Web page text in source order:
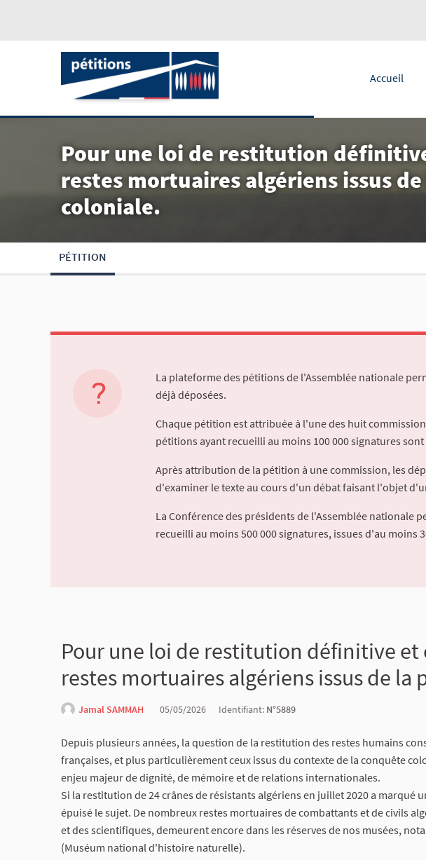
Accueil
​Pour une loi de restitution
restes mortuaires algériens issus
coloniale.
PÉTITION
La plateforme des pétitions de l'Assemblée nationale
déjà déposées.
Chaque pétition est attribuée à l'une des huit
pétitions ayant recueilli au moins 100 000 signatures
Après attribution de la pétition à une commission, les
d'examiner le texte au cours d'un débat faisant l'objet
La Conférence des présidents de l'Assemblée nationale
recueilli au moins 500 000 signatures, issues d'au
​Pour une loi de restitution définitive et
restes mortuaires algériens issus de la
Jamal SAMMAH 05/05/2026 Identifiant: N°5889
​Depuis plusieurs années, la question de la restitution des restes humains
françaises, et plus particulièrement ceux issus du contexte de la conquête
enjeu majeur de dignité, de mémoire et de relations internationales.
​Si la restitution de 24 crânes de résistants algériens en juillet 2020 a marqué
épuisé le sujet. De nombreux restes mortuaires de combattants et de civils
et des scientifiques, demeurent encore dans les réserves de nos musées,
(Muséum national d'histoire naturelle).